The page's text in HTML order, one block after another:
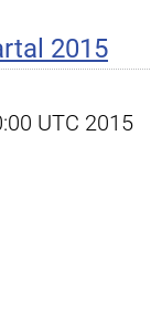
2015
UTC 2015